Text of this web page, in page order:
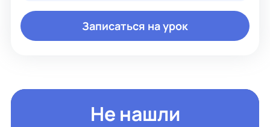
Записаться на урок
Не нашли